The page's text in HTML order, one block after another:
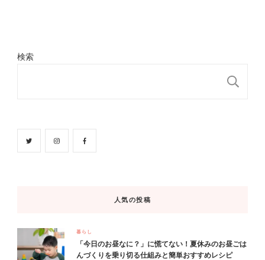
検索
人気の投稿
暮らし
「今日のお昼なに？」に慌てない！夏休みのお昼ごは
んづくりを乗り切る仕組みと簡単おすすめレシピ